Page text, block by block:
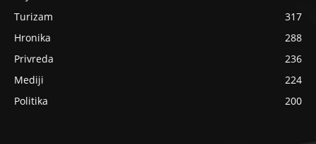
Turizam
317
Hronika
288
Privreda
236
Mediji
224
Politika
200